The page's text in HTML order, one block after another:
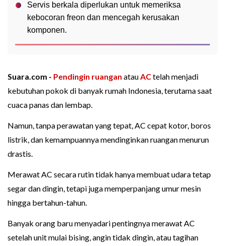
Servis berkala diperlukan untuk memeriksa
kebocoran freon dan mencegah kerusakan
komponen.
Suara.com - Pendingin ruangan atauACtelah menjadi
kebutuhan pokok di banyak rumah Indonesia, terutama saat
cuaca panas dan lembap.
Namun, tanpa perawatan yang tepat, AC cepat kotor, boros
listrik, dan kemampuannya mendinginkan ruangan menurun
drastis.
Merawat AC secara rutin tidak hanya membuat udara tetap
segar dan dingin, tetapi juga memperpanjang umur mesin
hingga bertahun-tahun.
Banyak orang baru menyadari pentingnya merawat AC
setelah unit mulai bising, angin tidak dingin, atau tagihan